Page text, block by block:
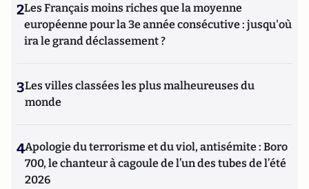
2Les Français moins riches que la moyenne
européenne pour la 3e année consécutive : jusqu'où
ira le grand déclassement ?
3Les villes classées les plus malheureuses du
monde
4Apologie du terrorisme et du viol, antisémite : Boro
700, le chanteur à cagoule de l’un des tubes de l’été
2026